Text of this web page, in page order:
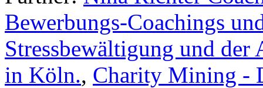
Bewerbungs-Coachings
Stressbewältigung und
in Köln., Charity Mining -